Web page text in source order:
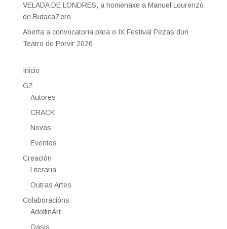
VELADA DE LONDRES, a homenaxe a Manuel Lourenzo
de ButacaZero
Aberta a convocatoria para o IX Festival Pezas dun
Teatro do Porvir 2026
Inicio
GZ
Autores
CRACK
Novas
Eventos
Creación
Literaria
Outras Artes
Colaboracións
AdolfinArt
Oasis